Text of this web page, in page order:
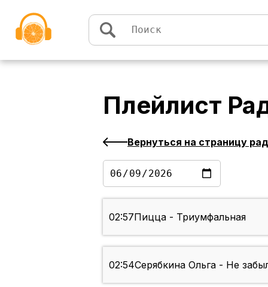
Плейлист
Вернуться на страницу
02:57Пицца - Триумфальная
02:54Серябкина Ольга - Не